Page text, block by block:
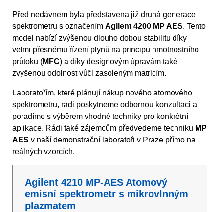
Před nedávnem byla představena již druhá generace
spektrometru s označením Agilent 4200 MP AES. Tento
model nabízí zvýšenou dlouho dobou stabilitu díky
velmi přesnému řízení plynů na principu hmotnostního
průtoku (MFC) a díky designovým úpravám také
zvýšenou odolnost vůči zasoleným matricím.
Laboratořím, které plánují nákup nového atomového
spektrometru, rádi poskytneme odbornou konzultaci a
poradíme s výběrem vhodné techniky pro konkrétní
aplikace. Rádi také zájemcům předvedeme techniku MP
AES v naší demonstrační laboratoři v Praze přímo na
reálných vzorcích.
Agilent 4210 MP-AES Atomový
emisní spektrometr s mikrovlnným
plazmatem